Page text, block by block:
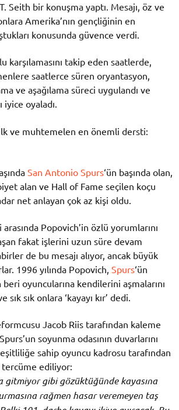
Seith bir konuşma yaptı. Mesajı, öz ve
Amerika’nın gençliğinin en
konusunda güvence verdi.
karşılamasını takip eden saatlerde,
saatlerce süren oryantasyon,
ve aşağılama süreci uygulandı ve
oyaladı.
ilk ve muhtemelen en önemli dersti:
San Antonio Spurs‘ün başında olan,
alan ve Hall of Fame seçilen koçu
net anlayan çok az kişi oldu.
Popovich’in özlü yorumlarını
fakat işlerini uzun süre devam
de bu mesajı alıyor, ancak büyük
1996 yılında Popovich, Spurs‘ün
oyuncularına kendilerini aşmalarını
sık onlara ‘kayayı kır’ dedi.
Jacob Riis tarafından kaleme
soyunma odasının duvarlarını
sahip oyuncu kadrosu tarafından
ediliyor:
gitmiyor gibi gözüktüğünde kayasına
rağmen hasar veremeyen taş